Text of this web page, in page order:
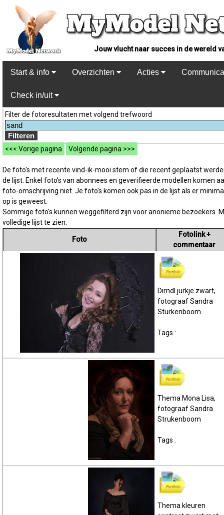
Jouw vlucht naar succes in de wereld
Start & info Overzichten Acties
Check in/uit
Filter de fotoresultaten met volgend trefwoord
<<< Vorige pagina Volgende pagina >>>
De foto's met recente vind-ik-mooi stem of die recent geplaatst
de lijst. Enkel foto's van abonnees en geverifieerde modellen komen
foto-omschrijving niet. Je foto's komen ook pas in de lijst als er
op is geweest.
Sommige foto's kunnen weggefilterd zijn voor anonieme bezoekers.
volledige lijst te zien.
Foto
Fotolink +
commentaar
Dirndl jurkje zwart,
fotograaf Sandra
Sturkenboom
Tags :
Thema Mona Lisa,
fotograaf Sandra
Strukenboom
Tags :
Thema kleuren